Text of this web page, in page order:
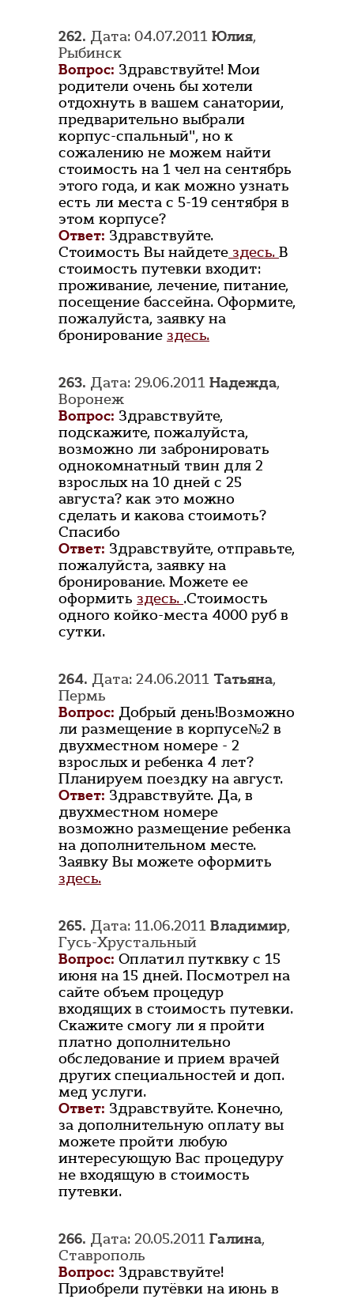
262. Дата: 04.07.2011 Юлия,
Рыбинск
Вопрос: Здравствуйте! Мои
родители очень бы хотели
отдохнуть в вашем санатории,
предварительно выбрали
корпус-спальный", но к
сожалению не можем найти
стоимость на 1 чел на сентябрь
этого года, и как можно узнать
есть ли места с 5-19 сентября в
этом корпусе?
Ответ: Здравствуйте.
Стоимость Вы найдете здесь. В
стоимость путевки входит:
проживание, лечение, питание,
посещение бассейна. Оформите,
пожалуйста, заявку на
бронирование здесь.
263. Дата: 29.06.2011 Надежда,
Воронеж
Вопрос: Здравствуйте,
подскажите, пожалуйста,
возможно ли забронировать
однокомнатный твин для 2
взрослых на 10 дней с 25
августа? как это можно
сделать и какова стоимоть?
Спасибо
Ответ: Здравствуйте, отправьте,
пожалуйста, заявку на
бронирование. Можете ее
оформить здесь. .Стоимость
одного койко-места 4000 руб в
сутки.
264. Дата: 24.06.2011 Татьяна,
Пермь
Вопрос: Добрый день!Возможно
ли размещение в корпусе№2 в
двухместном номере - 2
взрослых и ребенка 4 лет?
Планируем поездку на август.
Ответ: Здравствуйте. Да, в
двухместном номере
возможно размещение ребенка
на дополнительном месте.
Заявку Вы можете оформить
здесь.
265. Дата: 11.06.2011 Владимир,
Гусь-Хрустальный
Вопрос: Оплатил путквку с 15
июня на 15 дней. Посмотрел на
сайте объем процедур
входящих в стоимость путевки.
Скажите смогу ли я пройти
платно дополнительно
обследование и прием врачей
других специальностей и доп.
мед услуги.
Ответ: Здравствуйте. Конечно,
за дополнительную оплату вы
можете пройти любую
интересующую Вас процедуру
не входящую в стоимость
путевки.
266. Дата: 20.05.2011 Галина,
Ставрополь
Вопрос: Здравствуйте!
Приобрели путёвки на июнь в